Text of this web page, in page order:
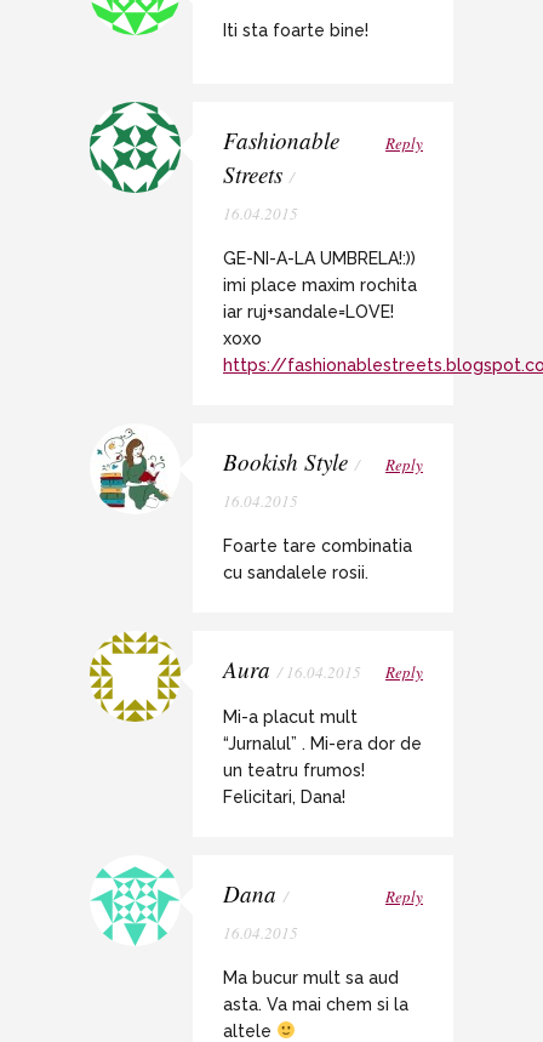
Iti sta foarte bine!
Fashionable
Streets /
16.04.2015
Reply
GE-NI-A-LA UMBRELA!:))
imi place maxim rochita
iar ruj+sandale=LOVE!
xoxo
https://
Bookish Style /
16.04.2015
Reply
Foarte tare combinatia
cu sandalele rosii.
Aura / 16.04.2015 Reply
Mi-a placut mult
“Jurnalul” . Mi-era dor de
un teatru frumos!
Felicitari, Dana!
Dana /
16.04.2015
Reply
Ma bucur mult sa aud
asta. Va mai chem si la
altele